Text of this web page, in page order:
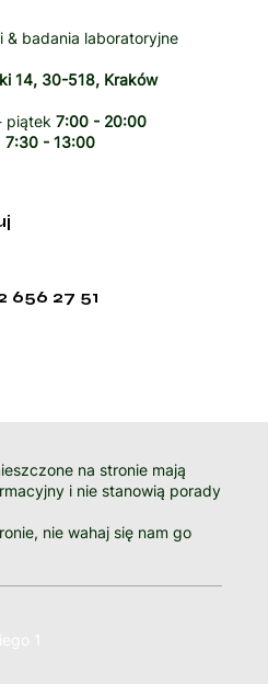
& badania laboratoryjne
14, 30-518, Kraków
piątek 7:00 - 20:00
7:30 - 13:00
656 27 51
na stronie mają
i nie stanowią porady
nie wahaj się nam go